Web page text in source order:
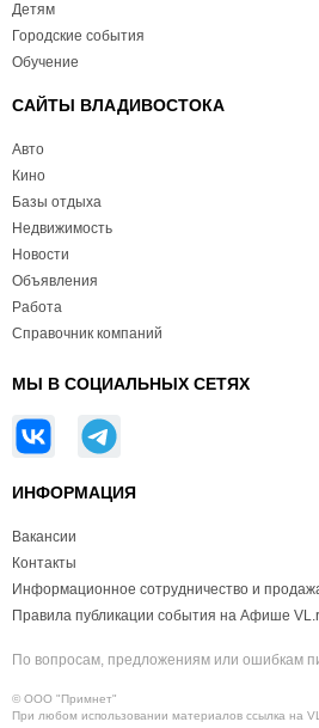
Детям
Городские события
Обучение
САЙТЫ ВЛАДИВОСТОКА
Авто
Кино
Базы отдыха
Недвижимость
Новости
Объявления
Работа
Справочник компаний
МЫ В СОЦИАЛЬНЫХ СЕТЯХ
ИНФОРМАЦИЯ
Вакансии
Контакты
Информационное сотрудничество и
Правила публикации события на Афише
По вопросам, предложениям или ошибкам
© ООО "Примнет"
При любом использовании материалов ссылка на